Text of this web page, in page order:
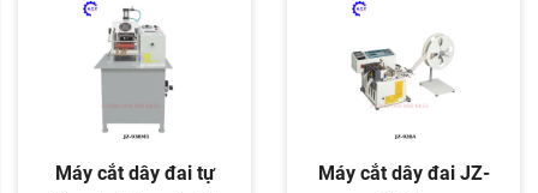
Máy cắt dây đai tự
Máy cắt dây đai JZ-